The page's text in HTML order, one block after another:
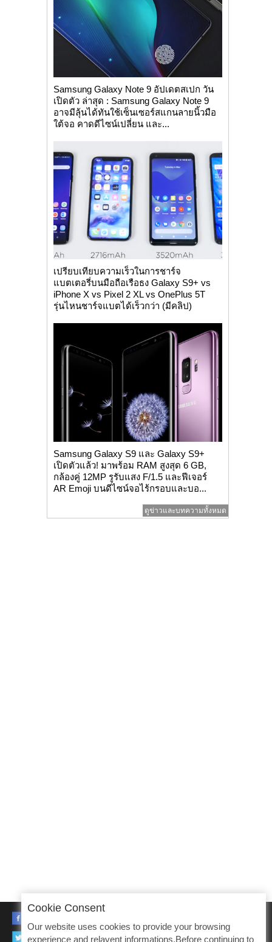
Samsung Galaxy Note 9 อัปเดตสเปก วัน
เปิดตัว ล่าสุด : Samsung Galaxy Note 9
อาจมีลุ้นได้ทันใช้เซ็นเซอร์สแกนลายนิ้วมือ
ใต้จอ คาดดีไซน์เปลี่ยน และ...
เปรียบเทียบความเร็วในการชาร์จ
แบตเตอรี่บนมือถือเรือธง Galaxy S9+ vs
iPhone X vs Pixel 2 XL vs OnePlus 5T
รุ่นไหนชาร์จแบตได้เร็วกว่า (มีคลิป)
Samsung Galaxy S9 และ Galaxy S9+
เปิดตัวแล้ว! มาพร้อม RAM สูงสุด 6 GB,
กล้องคู่ 12MP รูรับแสง F/1.5 และฟีเจอร์
AR Emoji บนดีไซน์จอไร้กรอบและบอ...
ดูข่าวและบทความทั้งหมด
TWITTER
Cookie Consent
Our website uses cookies to provide your browsing
experience and relavent informations.Before continuing to